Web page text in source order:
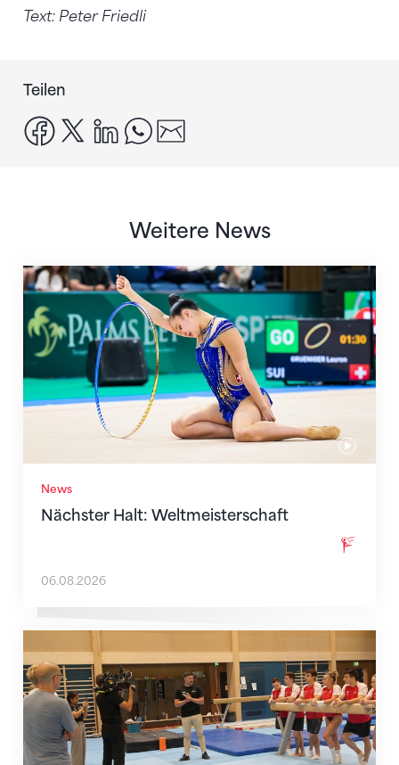
Text: Peter Friedli
Teilen
facebook
x linkedinwhatsapp
Weitere News
News
Nächster Halt: Weltmeisterschaft
Nächster Halt: Weltmeisterschaft
06.08.2026
Mit klaren Zielen nach Zagreb